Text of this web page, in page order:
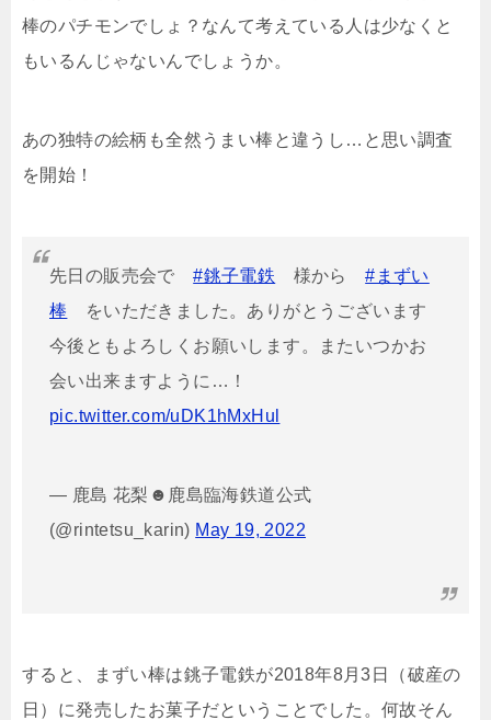
棒のパチモンでしょ？なんて考えている人は少なくと
もいるんじゃないんでしょうか。
あの独特の絵柄も全然うまい棒と違うし…と思い調査
を開始！
先日の販売会で#銚子電鉄 様から#まずい
棒 をいただきました。ありがとうございます
今後ともよろしくお願いします。またいつかお
会い出来ますように…！
pic.twitter.com/uDK1hMxHul
— 鹿島 花梨☻鹿島臨海鉄道公式
(@rintetsu_karin) May 19, 2022
すると、まずい棒は銚子電鉄が2018年8月3日（破産の
日）に発売したお菓子だということでした。何故そん